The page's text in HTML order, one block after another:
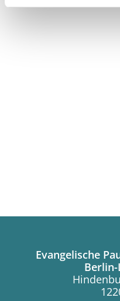
Evangelische